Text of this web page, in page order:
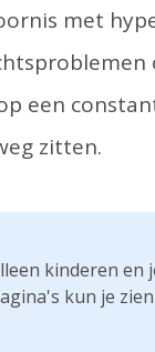
met
een
zitten.
kinderen
kun je